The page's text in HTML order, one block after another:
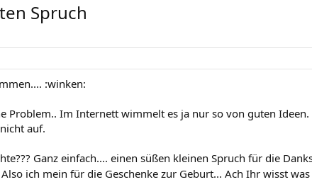
Spruch
:winken:
Problem.. Im Internett wimmelt es ja nur so von guten
auf.
Ganz einfach.... einen süßen kleinen Spruch für die
ich mein für die Geschenke zur Geburt... Ach Ihr wisst